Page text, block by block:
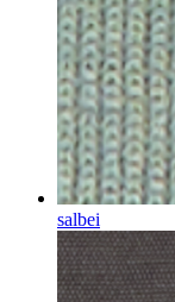
salbei